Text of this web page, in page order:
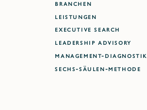
BRANCHEN
LEISTUNGEN
EXECUTIVE SEARCH
LEADERSHIP ADVISORY
MANAGEMENT-DIAGNOSTIK
SECHS-SÄULEN-METHODE